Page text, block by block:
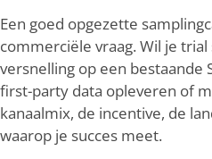
Een goed opgezette
commerciële vraag. Wil je
versnelling op een bestaande
first-party data opleveren of
kanaalmix, de incentive, de
waarop je succes meet.